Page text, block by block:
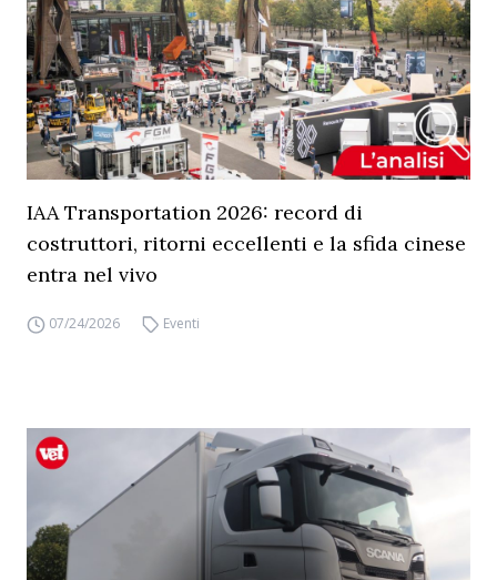
IAA Transportation 2026: record di
costruttori, ritorni eccellenti e la sfida cinese
entra nel vivo
07/24/2026 Eventi